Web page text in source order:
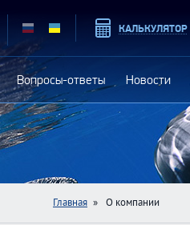
RU КАЛЬКУЛЯТОР
Вопросы-ответы Новости
Главная » О компании